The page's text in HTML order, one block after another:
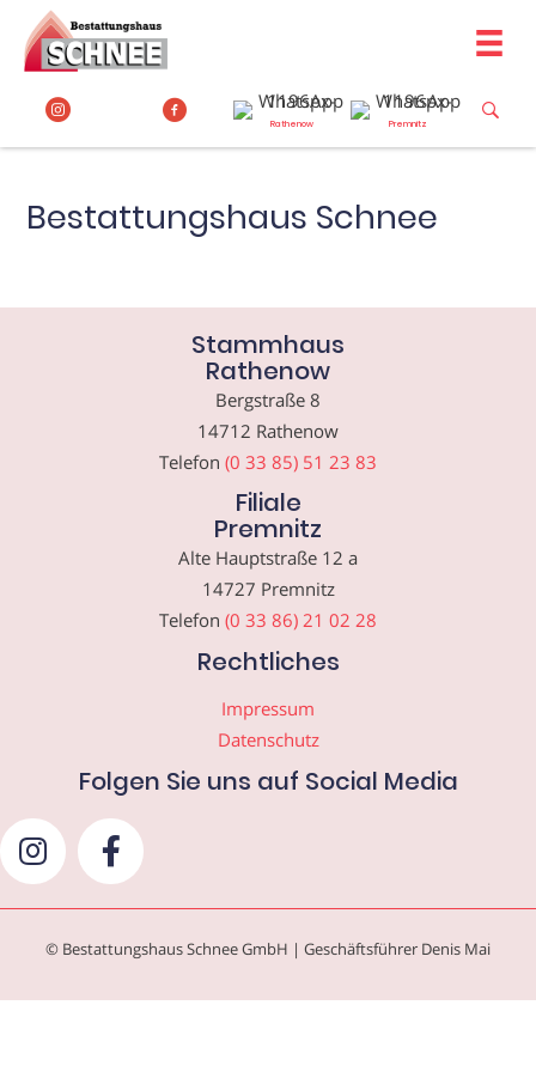
Inhalt
springen
Rathenow Premnitz
Bestattungshaus Schnee
Stammhaus
Rathenow
Bergstraße 8
14712 Rathenow
Telefon (0 33 85) 51 23 83
Filiale
Premnitz
Alte Hauptstraße 12 a
14727 Premnitz
Telefon (0 33 86) 21 02 28
Rechtliches
Impressum
Datenschutz
Folgen Sie uns auf Social Media
© Bestattungshaus Schnee GmbH | Geschäftsführer Denis Mai